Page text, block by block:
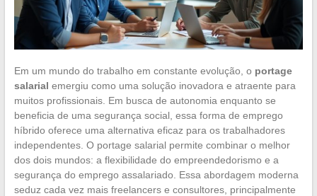
Em um mundo do trabalho em constante evolução, o portage
salarial emergiu como uma solução inovadora e atraente para
muitos profissionais. Em busca de autonomia enquanto se
beneficia de uma segurança social, essa forma de emprego
híbrido oferece uma alternativa eficaz para os trabalhadores
independentes. O portage salarial permite combinar o melhor
dos dois mundos: a flexibilidade do empreendedorismo e a
segurança do emprego assalariado. Essa abordagem moderna
seduz cada vez mais freelancers e consultores, principalmente